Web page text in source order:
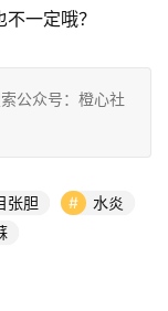
一定哦？
公众号：橙心社
张胆
水炎